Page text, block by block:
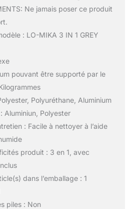
Ne jamais poser ce produit
: LO-MIKA 3 IN 1 GREY
pouvant être supporté par le
Polyuréthane, Aluminium
Aluminiun, Polyester
: Facile à nettoyer à l’aide
produit : 3 en 1, avec
dans l’emballage : 1
piles : Non